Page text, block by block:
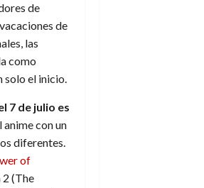
de
de
las
como
solo el inicio.
7 de julio es
anime con un
diferentes.
of
2 (The